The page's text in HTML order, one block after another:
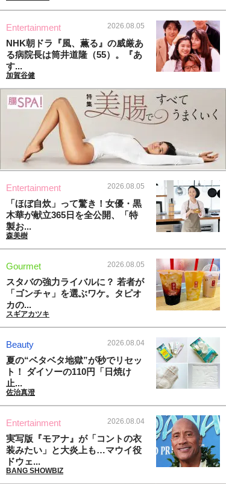
Entertainment 2026.08.05
NHK朝ドラ『風、薫る』の威厳あ
る病院長は筒井道隆（55）。『あ
す...
加賀谷健
Entertainment 2026.08.05
「ほぼ自炊」って驚き！女優・黒
木華が献立365日を全公開、「特
製お...
森美樹
Gourmet 2026.08.05
スタバの強力ライバルに？ 若者が
「ゴンチャ」を選ぶワケ。タピオ
カの...
スギアカツキ
Beauty 2026.08.04
夏の“ベタベタ地獄”が秒でリセッ
ト！ ダイソーの110円「日焼け
止...
佐治真澄
Entertainment 2026.08.04
実写版『モアナ』が「コントの衣
装みたい」と大炎上も…マウイ役
ドウェ...
BANG SHOWBIZ